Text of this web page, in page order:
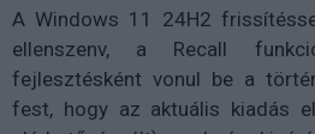
A Windows 11 24H2
ellenszenv, a Recall
fejlesztésként vonul be a
fest, hogy az aktuális kiadás